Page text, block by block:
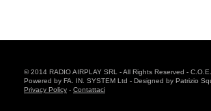
© 2014 RADIO AIRPLAY SRL - All Rights Reserved -
Powered by FA. IN. SYSTEM Ltd - Designed by Patrizio
Privacy Policy - Contattaci